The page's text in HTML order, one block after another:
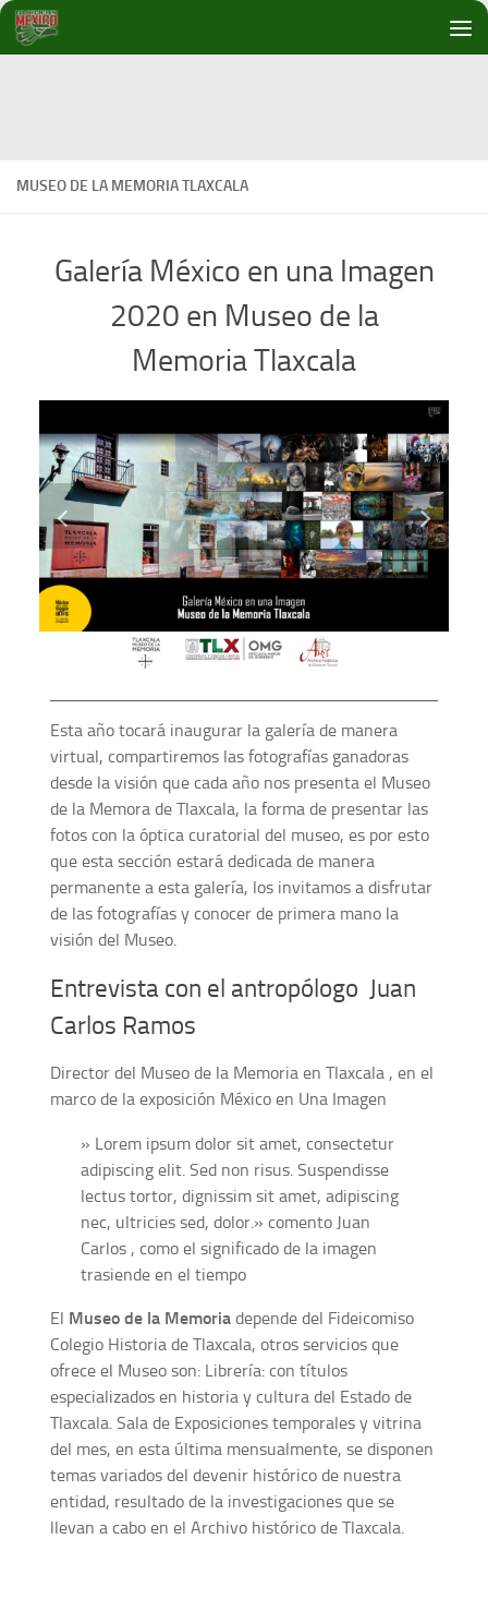
Debajo del contenido
MUSEO DE LA MEMORIA TLAXCALA
Galería México en una Imagen
2020 en Museo de la
Memoria Tlaxcala
Esta año tocará inaugurar la galería de manera
virtual, compartiremos las fotografías ganadoras
desde la visión que cada año nos presenta el Museo
de la Memora de Tlaxcala, la forma de presentar las
fotos con la óptica curatorial del museo, es por esto
que esta sección estará dedicada de manera
permanente a esta galería, los invitamos a disfrutar
de las fotografías y conocer de primera mano la
visión del Museo.
Entrevista con el antropólogo Juan
Carlos Ramos
Director del Museo de la Memoria en Tlaxcala , en el
marco de la exposición México en Una Imagen
» Lorem ipsum dolor sit amet, consectetur
adipiscing elit. Sed non risus. Suspendisse
lectus tortor, dignissim sit amet, adipiscing
nec, ultricies sed, dolor.» comento Juan
Carlos , como el significado de la imagen
trasiende en el tiempo
El Museo de la Memoriadepende del Fideicomiso
Colegio Historia de Tlaxcala, otros servicios que
ofrece el Museo son: Librería: con títulos
especializados en historia y cultura del Estado de
Tlaxcala. Sala de Exposiciones temporales y vitrina
del mes, en esta última mensualmente, se disponen
temas variados del devenir histórico de nuestra
entidad, resultado de la investigaciones que se
llevan a cabo en el Archivo histórico de Tlaxcala.